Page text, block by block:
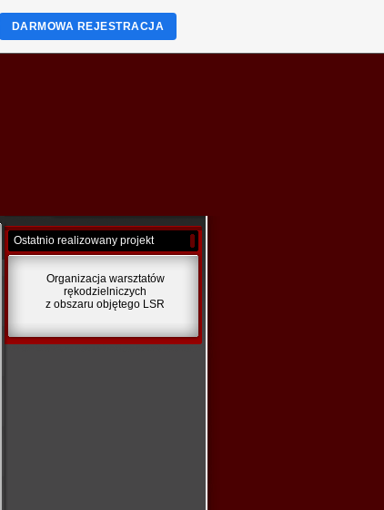
Ostatnio realizowany projekt
Organizacja warsztatów
rękodzielniczych
z obszaru objętego LSR
DARMOWA REJESTRACJA